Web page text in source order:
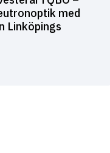
med
Linköpings